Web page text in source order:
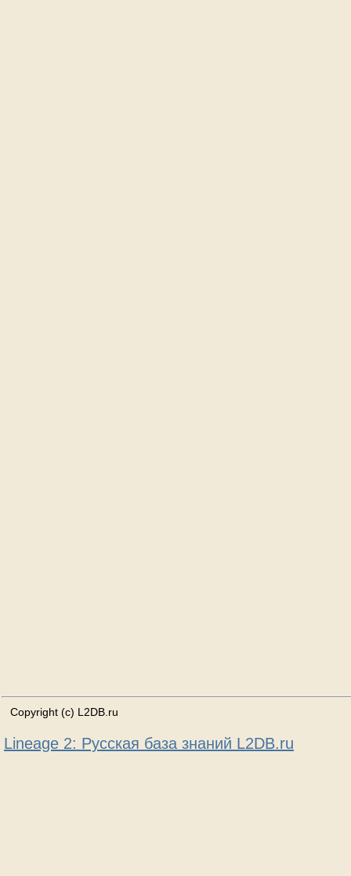
Copyright (c) L2DB.ru
Lineage 2: Русская база знаний L2DB.ru